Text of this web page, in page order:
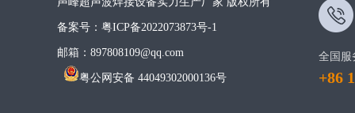
备案号： 粤ICP备2022073873号-1
邮箱：897808109@qq.com
粤公网安备 44049302000136号
全国服
+86